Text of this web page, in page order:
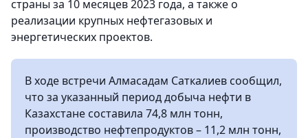
страны за 10 месяцев 2023 года, а также о
реализации крупных нефтегазовых и
энергетических проектов.
В ходе встречи Алмасадам Саткалиев сообщил,
что за указанный период добыча нефти в
Казахстане составила 74,8 млн тонн,
производство нефтепродуктов – 11,2 млн тонн,